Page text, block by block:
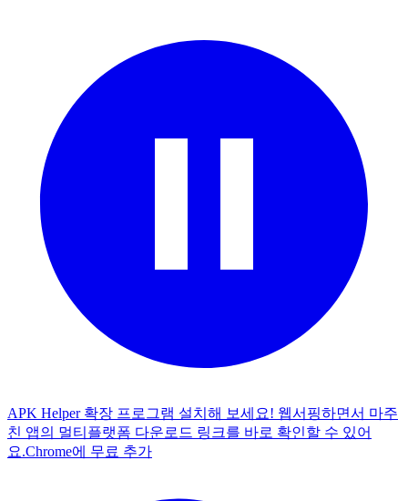
APK Helper 확장 프로그램 설치해 보세요! 웹서핑하면서 마주
친 앱의 멀티플랫폼 다운로드 링크를 바로 확인할 수 있어
요.Chrome에 무료 추가